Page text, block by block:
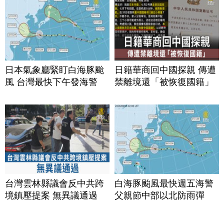
日本氣象廳緊盯白海豚颱
風 台灣最快下午發海警
日籍華商回中國探親 傳遭
禁離境還「被恢復國籍」
台灣雲林縣議會反中共跨
境鎮壓提案 無異議通過
白海豚颱風最快週五海警
父親節中部以北防雨彈